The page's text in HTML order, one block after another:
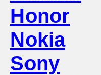
Honor
Nokia
Sony